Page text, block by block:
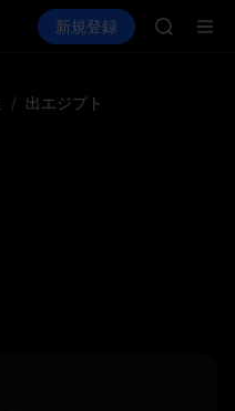
現物 先物取引 SPCX
新規登録
AAOI
/ 出エジプト